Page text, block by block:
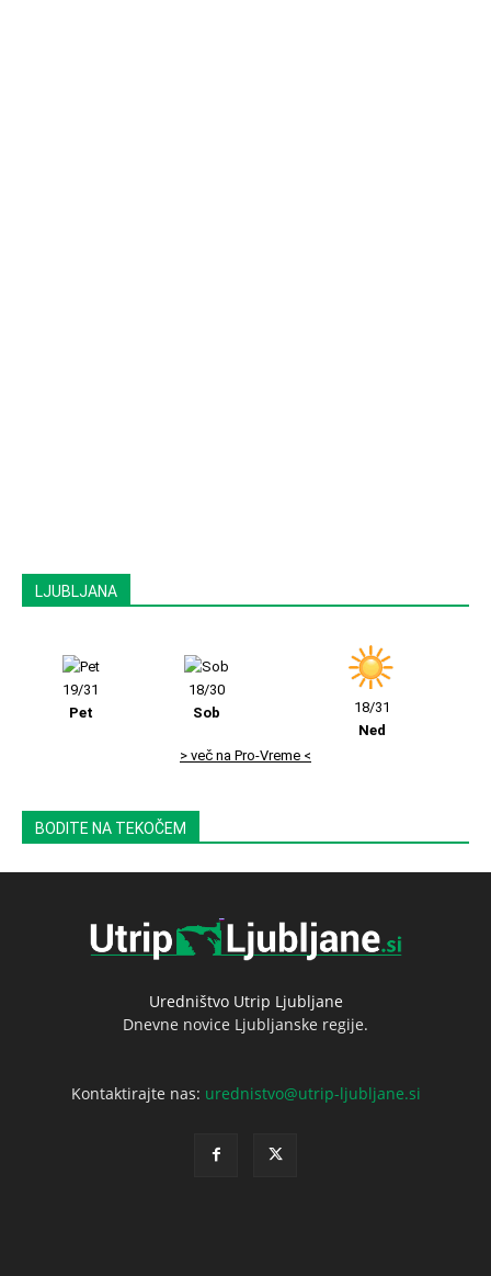
LJUBLJANA
19/31
Pet
18/30
Sob
18/31
Ned
> več na Pro-Vreme <
BODITE NA TEKOČEM
Uredništvo Utrip Ljubljane
Dnevne novice Ljubljanske regije.
Kontaktirajte nas: urednistvo@utrip-ljubljane.si